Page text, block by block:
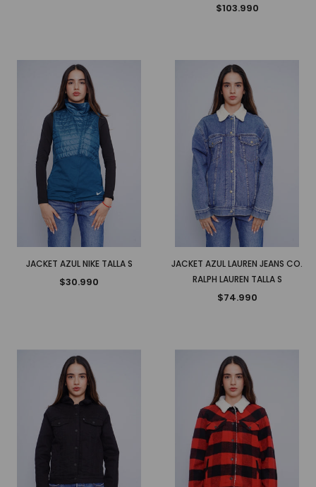
$103.990
JACKET AZUL NIKE TALLA S
$30.990
JACKET AZUL LAUREN JEANS CO.
RALPH LAUREN TALLA S
$74.990